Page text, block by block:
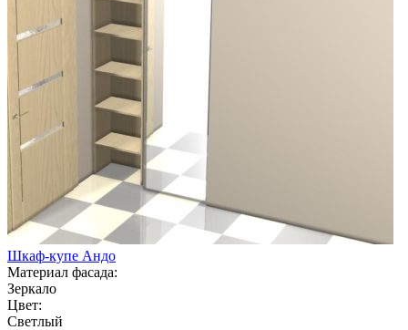
Шкаф-купе Андо
Материал фасада:
Зеркало
Цвет:
Светлый